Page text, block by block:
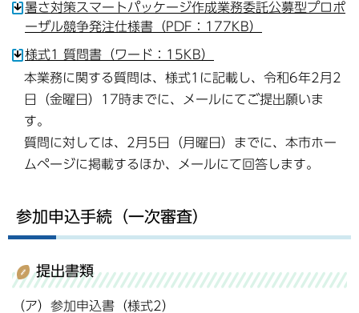
暑さ対策スマートパッケージ作成業務委託公募型プロポ
ーザル競争発注仕様書（PDF：177KB）
様式1 質問書（ワード：15KB）
本業務に関する質問は、様式1に記載し、令和6年2月2
日（金曜日）17時までに、メールにてご提出願いま
す。
質問に対しては、2月5日（月曜日）までに、本市ホー
ムページに掲載するほか、メールにて回答します。
参加申込手続（一次審査）
提出書類
（ア）参加申込書（様式2）